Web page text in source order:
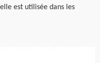
est utilisée dans les